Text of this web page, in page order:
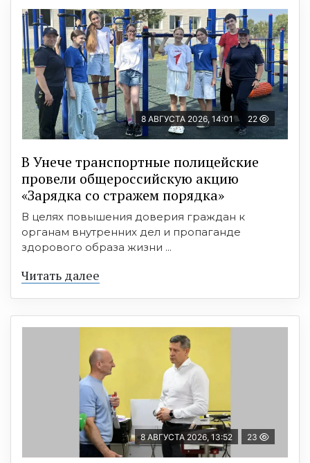
8 АВГУСТА 2026, 14:01 22
В Унече транспортные полицейские
провели общероссийскую акцию
«Зарядка со стражем порядка»
В целях повышения доверия граждан к
органам внутренних дел и пропаганде
здорового образа жизни ...
Читать далее
8 АВГУСТА 2026, 13:52 23